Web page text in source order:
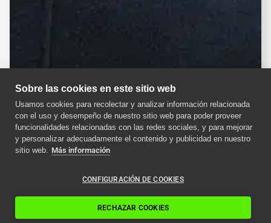
Sobre las cookies en este sitio web
Usamos cookies para recolectar y analizar información relacionada
con el uso y desempeño de nuestro sitio web para poder proveer
funcionalidades relacionadas con las redes sociales, y para mejorar
y personalizar adecuadamente el contenido y publicidad en nuestro
sitio web. Más información
CONFIGURACIÓN DE COOKIES
RECHAZAR COOKIES